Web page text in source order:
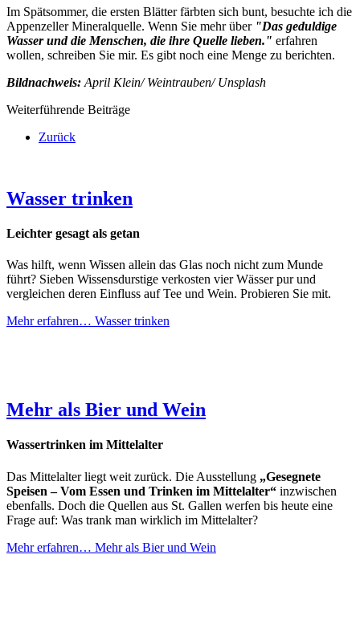
Im Spätsommer, die ersten Blätter färbten sich bunt, besuchte ich die
Appenzeller Mineralquelle. Wenn Sie mehr über "Das geduldige
Wasser und die Menschen, die ihre Quelle lieben." erfahren
wollen, schreiben Sie mir. Es gibt noch eine Menge zu berichten.
Bildnachweis: April Klein/ Weintrauben/ Unsplash
Weiterführende Beiträge
Zurück
Wasser trinken
Leichter gesagt als getan
Was hilft, wenn Wissen allein das Glas noch nicht zum Munde
führt? Sieben Wissensdurstige verkosten vier Wässer pur und
vergleichen deren Einfluss auf Tee und Wein. Probieren Sie mit.
Mehr erfahren… Wasser trinken
Mehr als Bier und Wein
Wassertrinken im Mittelalter
Das Mittelalter liegt weit zurück. Die Ausstellung „Gesegnete
Speisen – Vom Essen und Trinken im Mittelalter“ inzwischen
ebenfalls. Doch die Quellen aus St. Gallen werfen bis heute eine
Frage auf: Was trank man wirklich im Mittelalter?
Mehr erfahren… Mehr als Bier und Wein